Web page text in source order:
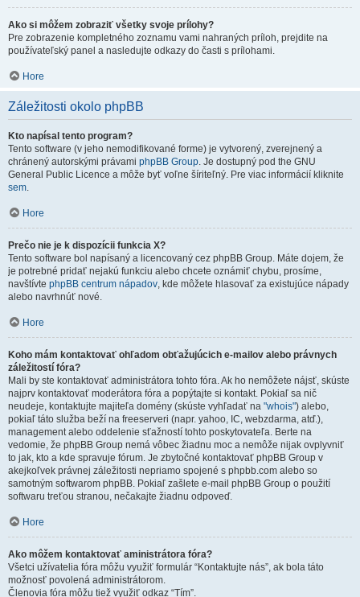
Ako si môžem zobraziť všetky svoje prílohy?
Pre zobrazenie kompletného zoznamu vami nahraných príloh, prejdite na
používateľský panel a nasledujte odkazy do časti s prílohami.
Hore
Záležitosti okolo phpBB
Kto napísal tento program?
Tento software (v jeho nemodifikované forme) je vytvorený, zverejnený a
chránený autorskými právami phpBB Group. Je dostupný pod the GNU
General Public Licence a môže byť voľne šíriteľný. Pre viac informácií kliknite
sem.
Hore
Prečo nie je k dispozícii funkcia X?
Tento software bol napísaný a licencovaný cez phpBB Group. Máte dojem, že
je potrebné pridať nejakú funkciu alebo chcete oznámiť chybu, prosíme,
navštívte phpBB centrum nápadov, kde môžete hlasovať za existujúce nápady
alebo navrhnúť nové.
Hore
Koho mám kontaktovať ohľadom obťažujúcich e-mailov alebo právnych
záležitostí fóra?
Mali by ste kontaktovať administrátora tohto fóra. Ak ho nemôžete nájsť, skúste
najprv kontaktovať moderátora fóra a popýtajte si kontakt. Pokiaľ sa nič
neudeje, kontaktujte majiteľa domény (skúste vyhľadať na "whois") alebo,
pokiaľ táto služba beží na freeserveri (napr. yahoo, IC, webzdarma, atď.),
management alebo oddelenie sťažností tohto poskytovateľa. Berte na
vedomie, že phpBB Group nemá vôbec žiadnu moc a nemôže nijak ovplyvniť
to jak, kto a kde spravuje fórum. Je zbytočné kontaktovať phpBB Group v
akejkoľvek právnej záležitosti nepriamo spojené s phpbb.com alebo so
samotným softwarom phpBB. Pokiaľ zašlete e-mail phpBB Group o použití
softwaru treťou stranou, nečakajte žiadnu odpoveď.
Hore
Ako môžem kontaktovať aministrátora fóra?
Všetci užívatelia fóra môžu využiť formulár “Kontaktujte nás”, ak bola táto
možnosť povolená administrátorom.
Členovia fóra môžu tiež využiť odkaz “Tím”.